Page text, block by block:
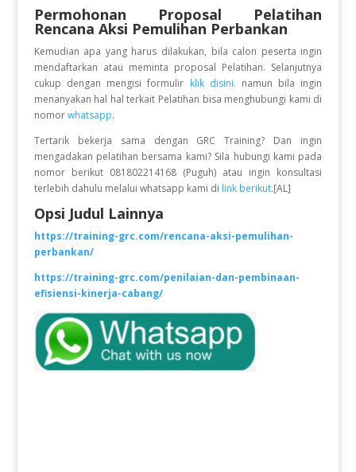
Permohonan Proposal Pelatihan
Rencana Aksi Pemulihan Perbankan
Kemudian apa yang harus dilakukan, bila calon peserta ingin
mendaftarkan atau meminta proposal Pelatihan. Selanjutnya
cukup dengan mengisi formulir klik disini. namun bila ingin
menanyakan hal hal terkait Pelatihan bisa menghubungi kami di
nomor whatsapp.
Tertarik bekerja sama dengan GRC Training? Dan ingin
mengadakan pelatihan bersama kami? Sila hubungi kami pada
nomor berikut 081802214168 (Puguh) atau ingin konsultasi
terlebih dahulu melalui whatsapp kami di link berikut.[AL]
Opsi Judul Lainnya
https://training-grc.com/rencana-aksi-pemulihan-
perbankan/
https://training-grc.com/penilaian-dan-pembinaan-
efisiensi-kinerja-cabang/